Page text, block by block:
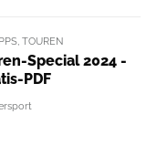
TOUREN
Special 2024 -
PDF